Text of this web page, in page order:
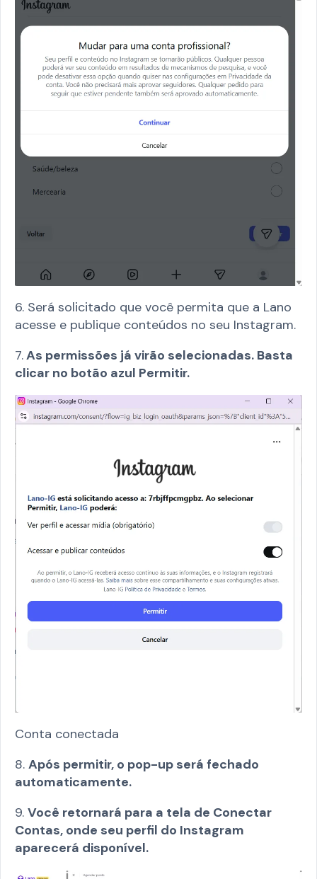
6. Será solicitado que você permita que a Lano
acesse e publique conteúdos no seu Instagram.
7.As permissões já virão selecionadas. Basta
clicar no botão azul Permitir.
Conta conectada
8. Após permitir, o pop-up será fechado
automaticamente.
9. Você retornará para a tela de Conectar
Contas, onde seu perfil do Instagram
aparecerá disponível.